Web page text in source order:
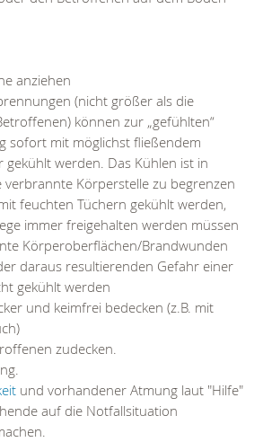
anziehen
(nicht größer als die
können zur „gefühlten“
sofort mit möglichst fließendem
gekühlt werden. Das Kühlen ist in
verbrannte Körperstelle zu begrenzen
feuchten Tüchern gekühlt werden,
immer freigehalten werden müssen
Körperoberflächen/Brandwunden
daraus resultierenden Gefahr einer
gekühlt werden
und keimfrei bedecken (z.B. mit
zudecken.
und vorhandener Atmung laut "Hilfe"
auf die Notfallsituation